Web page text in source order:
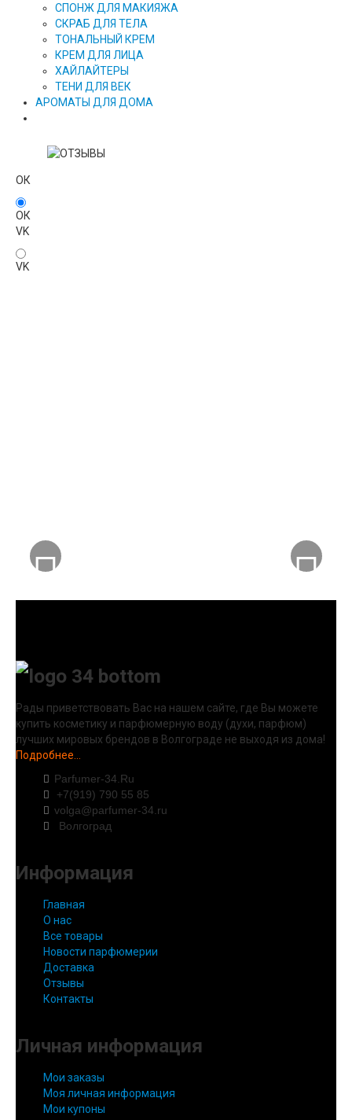
СПОНЖ ДЛЯ МАКИЯЖА
СКРАБ ДЛЯ ТЕЛА
ТОНАЛЬНЫЙ КРЕМ
КРЕМ ДЛЯ ЛИЦА
ХАЙЛАЙТЕРЫ
ТЕНИ ДЛЯ ВЕК
АРОМАТЫ ДЛЯ ДОМА
ОК
ОК
VK
VK
Рады приветствовать Вас на нашем сайте, где Вы можете
купить косметику и парфюмерную воду (духи, парфюм)
лучших мировых брендов в Волгограде не выходя из дома!
Подробнее...
Parfumer-34.Ru
+7(919) 790 55 85
volga@parfumer-34.ru
Волгоград
Информация
Главная
О нас
Все товары
Новости парфюмерии
Доставка
Отзывы
Контакты
Личная информация
Мои заказы
Моя личная информация
Мои купоны